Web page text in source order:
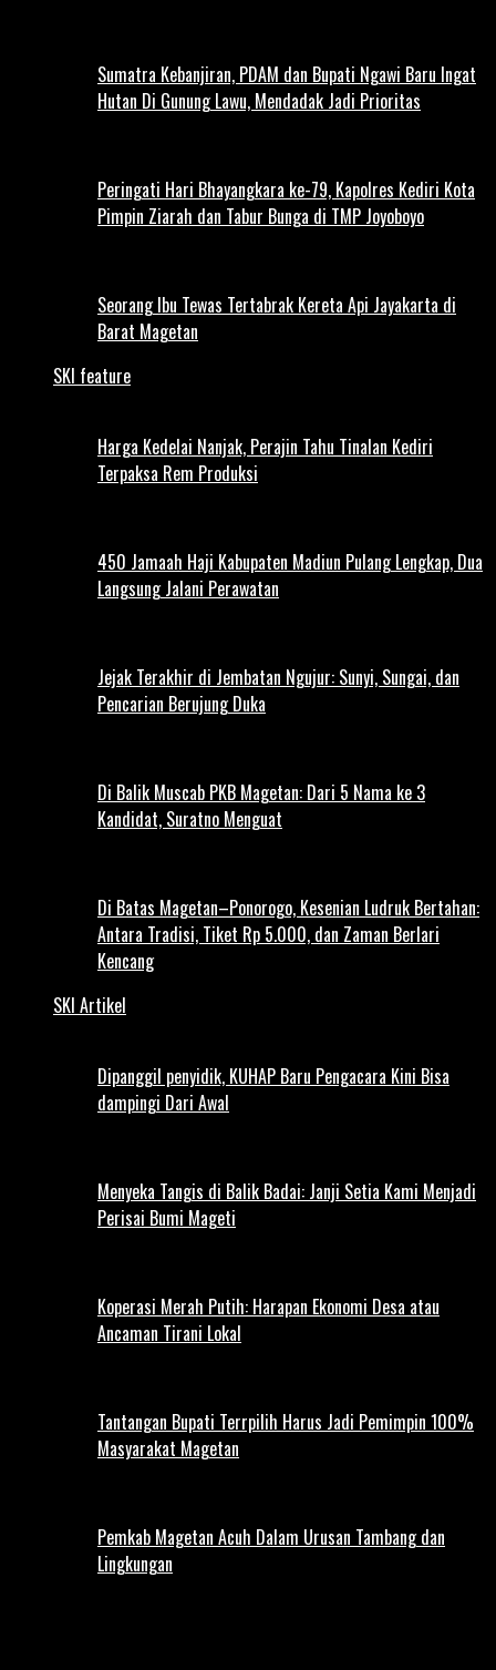
Sumatra Kebanjiran, PDAM dan Bupati Ngawi Baru Ingat
Hutan Di Gunung Lawu, Mendadak Jadi Prioritas
Peringati Hari Bhayangkara ke-79, Kapolres Kediri Kota
Pimpin Ziarah dan Tabur Bunga di TMP Joyoboyo
Seorang Ibu Tewas Tertabrak Kereta Api Jayakarta di
Barat Magetan
SKI feature
Harga Kedelai Nanjak, Perajin Tahu Tinalan Kediri
Terpaksa Rem Produksi
450 Jamaah Haji Kabupaten Madiun Pulang Lengkap, Dua
Langsung Jalani Perawatan
Jejak Terakhir di Jembatan Ngujur: Sunyi, Sungai, dan
Pencarian Berujung Duka
Di Balik Muscab PKB Magetan: Dari 5 Nama ke 3
Kandidat, Suratno Menguat
Di Batas Magetan–Ponorogo, Kesenian Ludruk Bertahan:
Antara Tradisi, Tiket Rp 5.000, dan Zaman Berlari
Kencang
SKI Artikel
Dipanggil penyidik, KUHAP Baru Pengacara Kini Bisa
dampingi Dari Awal
Menyeka Tangis di Balik Badai: Janji Setia Kami Menjadi
Perisai Bumi Mageti
Koperasi Merah Putih: Harapan Ekonomi Desa atau
Ancaman Tirani Lokal
Tantangan Bupati Terrpilih Harus Jadi Pemimpin 100%
Masyarakat Magetan
Pemkab Magetan Acuh Dalam Urusan Tambang dan
Lingkungan